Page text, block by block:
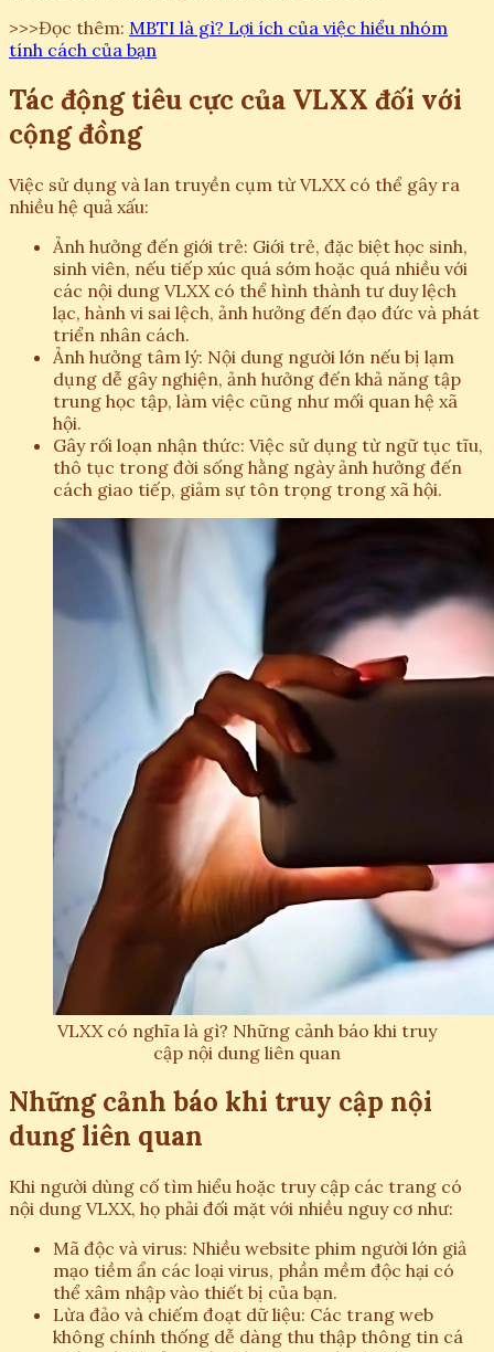
>>>Đọc thêm: MBTI là gì? Lợi ích của việc hiểu nhóm
tính cách của bạn
Tác động tiêu cực của VLXX đối với
cộng đồng
Việc sử dụng và lan truyền cụm từ VLXX có thể gây ra
nhiều hệ quả xấu:
Ảnh hưởng đến giới trẻ: Giới trẻ, đặc biệt học sinh,
sinh viên, nếu tiếp xúc quá sớm hoặc quá nhiều với
các nội dung VLXX có thể hình thành tư duy lệch
lạc, hành vi sai lệch, ảnh hưởng đến đạo đức và phát
triển nhân cách.
Ảnh hưởng tâm lý: Nội dung người lớn nếu bị lạm
dụng dễ gây nghiện, ảnh hưởng đến khả năng tập
trung học tập, làm việc cũng như mối quan hệ xã
hội.
Gây rối loạn nhận thức: Việc sử dụng từ ngữ tục tĩu,
thô tục trong đời sống hằng ngày ảnh hưởng đến
cách giao tiếp, giảm sự tôn trọng trong xã hội.
VLXX có nghĩa là gì? Những cảnh báo khi truy
cập nội dung liên quan
Những cảnh báo khi truy cập nội
dung liên quan
Khi người dùng cố tìm hiểu hoặc truy cập các trang có
nội dung VLXX, họ phải đối mặt với nhiều nguy cơ như:
Mã độc và virus: Nhiều website phim người lớn giả
mạo tiềm ẩn các loại virus, phần mềm độc hại có
thể xâm nhập vào thiết bị của bạn.
Lừa đảo và chiếm đoạt dữ liệu: Các trang web
không chính thống dễ dàng thu thập thông tin cá